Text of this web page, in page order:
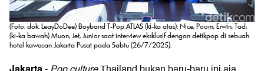
(Foto: dok. LeayDoDee) Boyband T-Pop ATLAS (ki-ka atas): Nice, Poom, Erwin, Tad;
(ki-ka bawah) Muon, Jet, Junior saat interview eksklusif dengan detikpop di sebuah
hotel kawasan Jakarta Pusat pada Sabtu (26/7/2025).